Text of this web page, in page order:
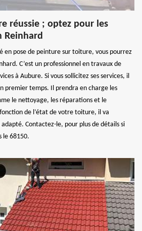
réussie ; optez pour les
Reinhard
en pose de peinture sur toiture, vous pourrez
C’est un professionnel en travaux de
à Aubure. Si vous sollicitez ses services, il
premier temps. Il prendra en charge les
le nettoyage, les réparations et le
de l’état de votre toiture, il va
Contactez-le, pour plus de détails si
le 68150.